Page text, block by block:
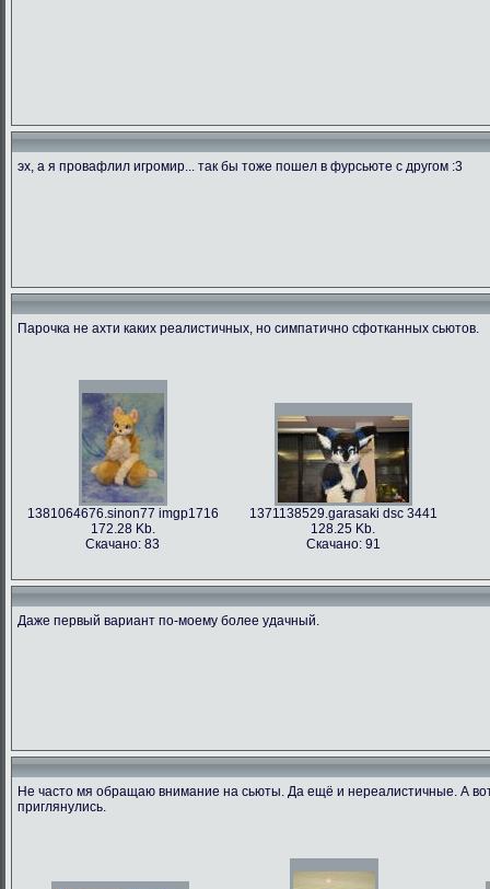
эх, а я провафлил игромир... так бы тоже пошел в фурсьюте с другом :3
Парочка не ахти каких реалистичных, но симпатично сфотканных сьютов.
1381064676.sinon77 imgp1716
172.28 Kb.
Скачано: 83
1371138529.garasaki dsc 3441
128.25 Kb.
Скачано: 91
Даже первый вариант по-моему более удачный.
Не часто мя обращаю внимание на сьюты. Да ещё и нереалистичные. А
приглянулись.